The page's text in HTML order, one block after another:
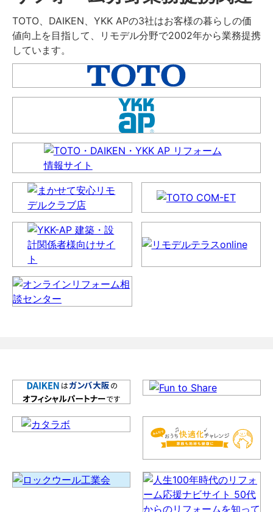
TOTO、DAIKEN、YKK APの3社はお客様の暮らしの価
値向上を目指して、リモデル分野で2002年から業務提携
しています。